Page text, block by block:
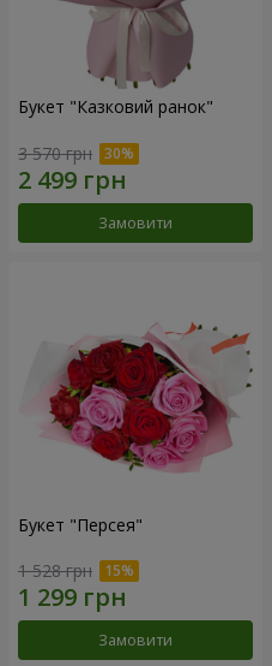
Букет "Казковий ранок"
3 570 грн
Замовити
Букет "Персея"
1 528 грн
Замовити